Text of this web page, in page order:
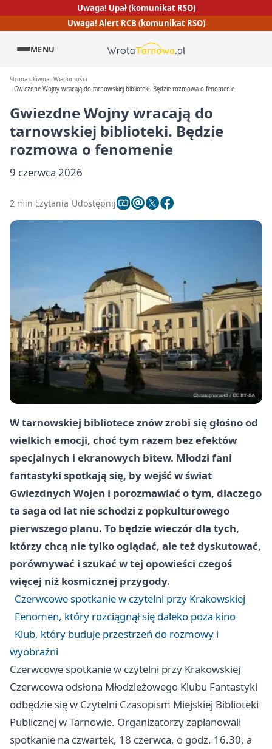
Uwaga! Upał (komunikat RSO)
Uwaga! Alert RCB (komunikat RSO)
MENU
Strona główna Wiadomości
Gwiezdne Wojny wracają do tarnowskiej biblioteki. Będzie rozmowa o fenomenie
Gwiezdne Wojny wracają do
tarnowskiej biblioteki. Będzie
rozmowa o fenomenie
9 czerwca 2026
2 min czytania Udostępnij
W tarnowskiej bibliotece znów zrobi się głośno od
wielkich emocji, choć tym razem bez efektów
specjalnych i ekranowych bitew. Młodzi fani
fantastyki spotkają się, by wejść w świat
Gwiezdnych Wojen i porozmawiać o tym, dlaczego
ta saga od lat nie schodzi z popkulturowego
pierwszego planu. To będzie wieczór dla tych,
którzy chcą nie tylko oglądać, ale też dyskutować,
porównywać i szukać w tej opowieści czegoś
więcej niż kosmicznej przygody.
Czerwcowe spotkanie w czytelni przy Krakowskiej
Fenomen, który rozciągnął się daleko poza kino
Klub, który buduje przestrzeń do rozmowy i
wyobraźni
Czerwcowe spotkanie w czytelni przy Krakowskiej
Czerwcowa odsłona Młodzieżowego Klubu Fantastyki
odbędzie się w Czytelni Czasopism Miejskiej Biblioteki
Publicznej w Tarnowie. Organizatorzy zaplanowali
spotkanie na czwartek, 18 czerwca, o godz. 16.30, a